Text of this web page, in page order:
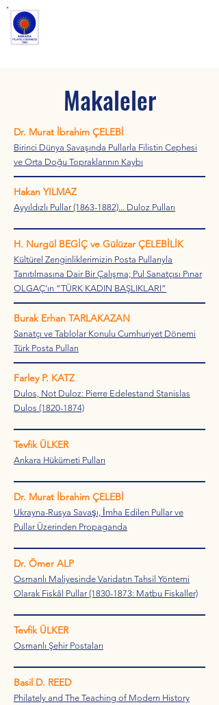
Makaleler
Dr. Murat İbrahim ÇELEBİ
Birinci Dünya Savaşında Pullarla Filistin Cephesi
ve Orta Doğu Topraklarının Kaybı
Hakan YILMAZ
Ayyıldızlı Pullar (1863-1882)... Duloz Pulları
H. Nurgül BEGİÇ ve Gülüzar ÇELEBİLİK
Kültürel Zenginliklerimizin Posta Pullarıyla
Tanıtılmasına Dair Bir Çalışma; Pul Sanatçısı Pınar
OLGAÇ’ın “TÜRK KADIN BAŞLIKLARI”
Burak Erhan TARLAKAZAN
Sanatçı ve Tablolar Konulu Cumhuriyet Dönemi
Türk Posta Pulları
Farley P. KATZ
Dulos, Not Duloz: Pierre Edelestand Stanislas
Dulos (1820-1874)
Tevfik ÜLKER
Ankara Hükümeti Pulları
Dr. Murat İbrahim ÇELEBİ
Ukrayna-Rusya Savaşı, İmha Edilen Pullar ve
Pullar Üzerinden Propaganda
Dr. Ömer ALP
Osmanlı Maliyesinde Varidatın Tahsil Yöntemi
Olarak Fiskâl Pullar (1830-1873: Matbu Fiskaller)
Tevfik ÜLKER
Osmanlı Şehir Postaları
Basil D. REED
Philately and The Teaching of Modern History